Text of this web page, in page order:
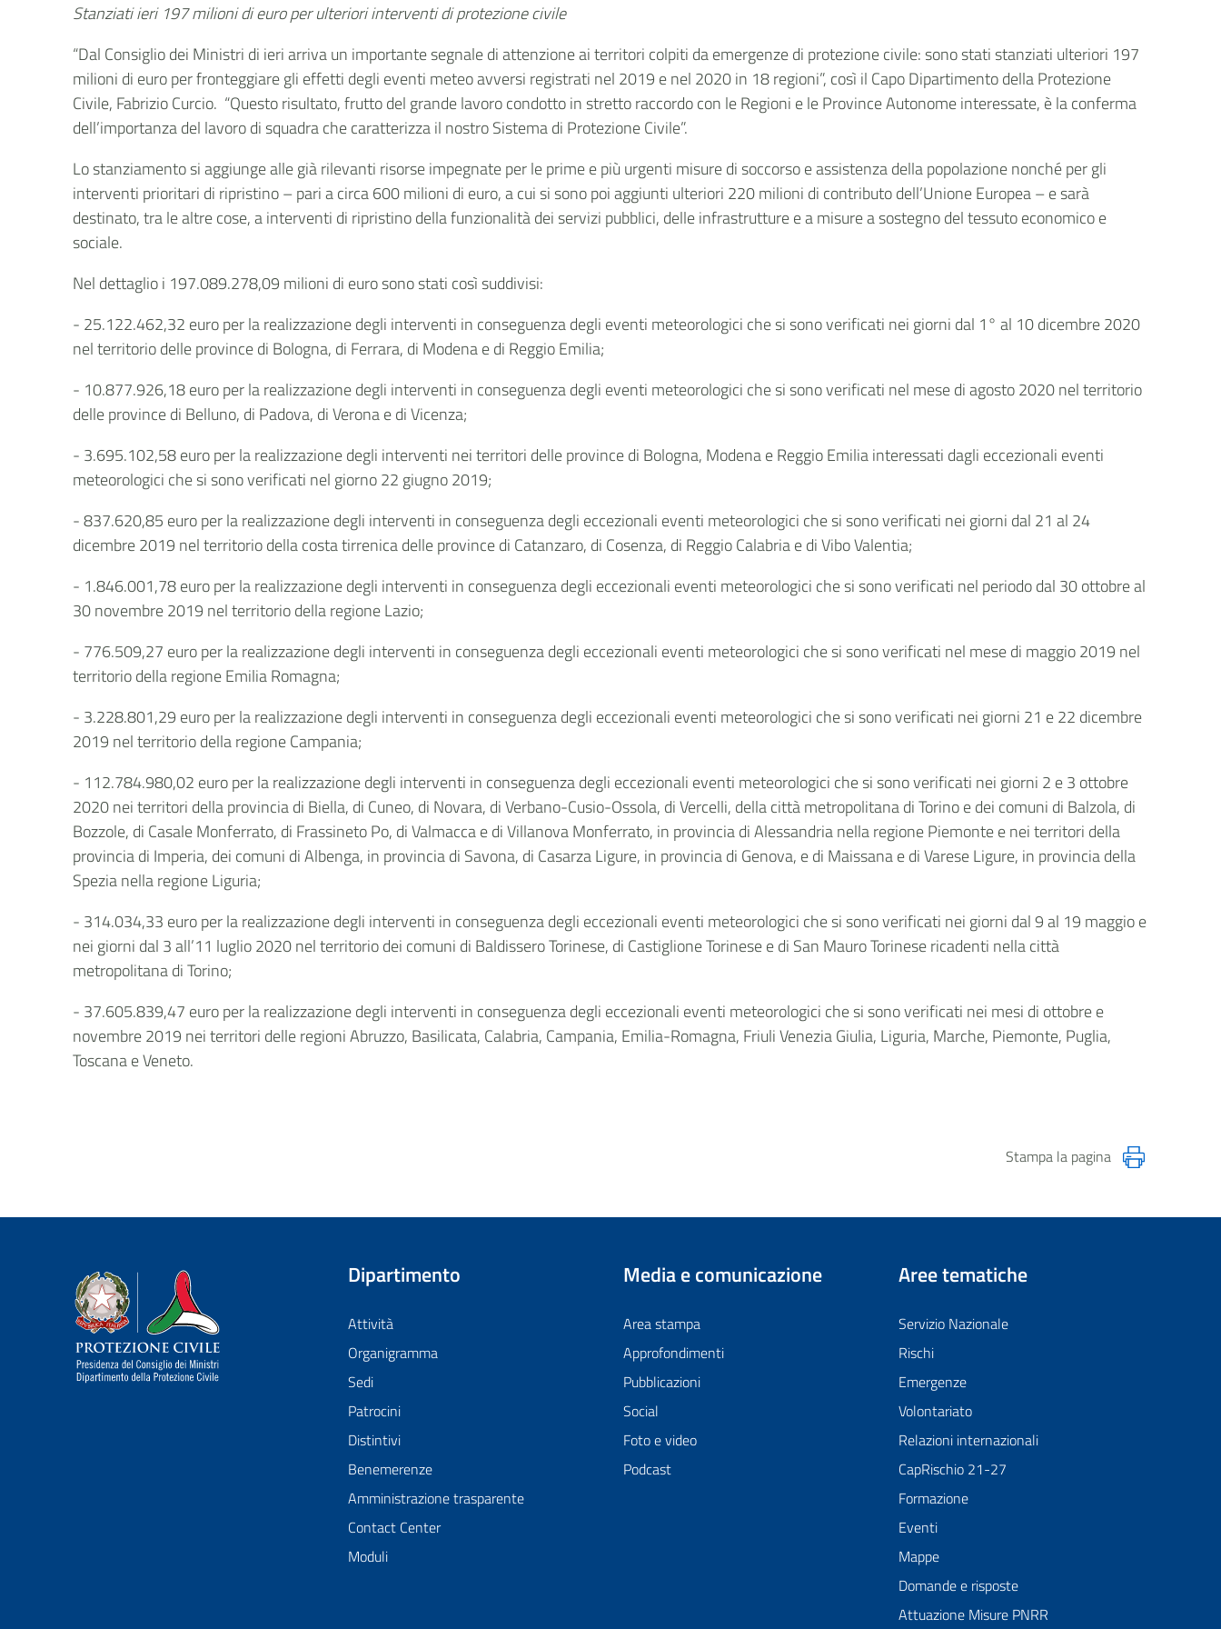
Stanziati ieri 197 milioni di euro per ulteriori interventi di protezione civile
“Dal Consiglio dei Ministri di ieri arriva un importante segnale di attenzione ai territori colpiti da emergenze di protezione civile: sono stati stanziati ulteriori 197
milioni di euro per fronteggiare gli effetti degli eventi meteo avversi registrati nel 2019 e nel 2020 in 18 regioni”, così il Capo Dipartimento della Protezione
Civile, Fabrizio Curcio. “Questo risultato, frutto del grande lavoro condotto in stretto raccordo con le Regioni e le Province Autonome interessate, è la conferma
dell’importanza del lavoro di squadra che caratterizza il nostro Sistema di Protezione Civile”.
Lo stanziamento si aggiunge alle già rilevanti risorse impegnate per le prime e più urgenti misure di soccorso e assistenza della popolazione nonché per gli
interventi prioritari di ripristino – pari a circa 600 milioni di euro, a cui si sono poi aggiunti ulteriori 220 milioni di contributo dell’Unione Europea – e sarà
destinato, tra le altre cose, a interventi di ripristino della funzionalità dei servizi pubblici, delle infrastrutture e a misure a sostegno del tessuto economico e
sociale.
Nel dettaglio i 197.089.278,09 milioni di euro sono stati così suddivisi:
- 25.122.462,32 euro per la realizzazione degli interventi in conseguenza degli eventi meteorologici che si sono verificati nei giorni dal 1° al 10 dicembre 2020
nel territorio delle province di Bologna, di Ferrara, di Modena e di Reggio Emilia;
- 10.877.926,18 euro per la realizzazione degli interventi in conseguenza degli eventi meteorologici che si sono verificati nel mese di agosto 2020 nel territorio
delle province di Belluno, di Padova, di Verona e di Vicenza;
- 3.695.102,58 euro per la realizzazione degli interventi nei territori delle province di Bologna, Modena e Reggio Emilia interessati dagli eccezionali eventi
meteorologici che si sono verificati nel giorno 22 giugno 2019;
- 837.620,85 euro per la realizzazione degli interventi in conseguenza degli eccezionali eventi meteorologici che si sono verificati nei giorni dal 21 al 24
dicembre 2019 nel territorio della costa tirrenica delle province di Catanzaro, di Cosenza, di Reggio Calabria e di Vibo Valentia;
- 1.846.001,78 euro per la realizzazione degli interventi in conseguenza degli eccezionali eventi meteorologici che si sono verificati nel periodo dal 30 ottobre al
30 novembre 2019 nel territorio della regione Lazio;
- 776.509,27 euro per la realizzazione degli interventi in conseguenza degli eccezionali eventi meteorologici che si sono verificati nel mese di maggio 2019 nel
territorio della regione Emilia Romagna;
- 3.228.801,29 euro per la realizzazione degli interventi in conseguenza degli eccezionali eventi meteorologici che si sono verificati nei giorni 21 e 22 dicembre
2019 nel territorio della regione Campania;
- 112.784.980,02 euro per la realizzazione degli interventi in conseguenza degli eccezionali eventi meteorologici che si sono verificati nei giorni 2 e 3 ottobre
2020 nei territori della provincia di Biella, di Cuneo, di Novara, di Verbano-Cusio-Ossola, di Vercelli, della città metropolitana di Torino e dei comuni di Balzola, di
Bozzole, di Casale Monferrato, di Frassineto Po, di Valmacca e di Villanova Monferrato, in provincia di Alessandria nella regione Piemonte e nei territori della
provincia di Imperia, dei comuni di Albenga, in provincia di Savona, di Casarza Ligure, in provincia di Genova, e di Maissana e di Varese Ligure, in provincia della
Spezia nella regione Liguria;
- 314.034,33 euro per la realizzazione degli interventi in conseguenza degli eccezionali eventi meteorologici che si sono verificati nei giorni dal 9 al 19 maggio e
nei giorni dal 3 all’11 luglio 2020 nel territorio dei comuni di Baldissero Torinese, di Castiglione Torinese e di San Mauro Torinese ricadenti nella città
metropolitana di Torino;
- 37.605.839,47 euro per la realizzazione degli interventi in conseguenza degli eccezionali eventi meteorologici che si sono verificati nei mesi di ottobre e
novembre 2019 nei territori delle regioni Abruzzo, Basilicata, Calabria, Campania, Emilia-Romagna, Friuli Venezia Giulia, Liguria, Marche, Piemonte, Puglia,
Toscana e Veneto.
Stampa la pagina
Dipartimento della Protezione Civile
Dipartimento
Attività
Organigramma
Sedi
Patrocini
Distintivi
Benemerenze
Amministrazione trasparente
Contact Center
Moduli
Media e comunicazione
Area stampa
Approfondimenti
Pubblicazioni
Social
Foto e video
Podcast
Aree tematiche
Servizio Nazionale
Rischi
Emergenze
Volontariato
Relazioni internazionali
CapRischio 21-27
Formazione
Eventi
Mappe
Domande e risposte
Attuazione Misure PNRR